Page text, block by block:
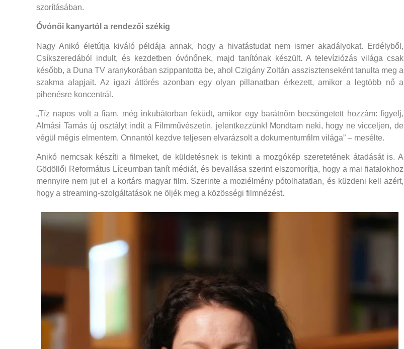
szorításában.
Óvónői kanyartól a rendezői székig
Nagy Anikó életútja kiváló példája annak, hogy a hivatástudat nem ismer akadályokat. Erdélyből,
Csíkszeredából indult, és kezdetben óvónőnek, majd tanítónak készült. A televíziózás világa csak
később, a Duna TV aranykorában szippantotta be, ahol Czigány Zoltán asszisztenseként tanulta meg a
szakma alapjait. Az igazi áttörés azonban egy olyan pillanatban érkezett, amikor a legtöbb nő a
pihenésre koncentrál.
„Tíz napos volt a fiam, még inkubátorban feküdt, amikor egy barátnőm becsöngetett hozzám: figyelj,
Almási Tamás új osztályt indít a Filmművészetin, jelentkezzünk! Mondtam neki, hogy ne vicceljen, de
végül mégis elmentem. Onnantól kezdve teljesen elvarázsolt a dokumentumfilm világa” – mesélte.
Anikó nemcsak készíti a filmeket, de küldetésnek is tekinti a mozgókép szeretetének átadását is. A
Gödöllői Református Líceumban tanít médiát, és bevallása szerint elszomorítja, hogy a mai fiatalokhoz
mennyire nem jut el a kortárs magyar film. Szerinte a moziélmény pótolhatatlan, és küzdeni kell azért,
hogy a streaming-szolgáltatások ne öljék meg a közösségi filmnézést.